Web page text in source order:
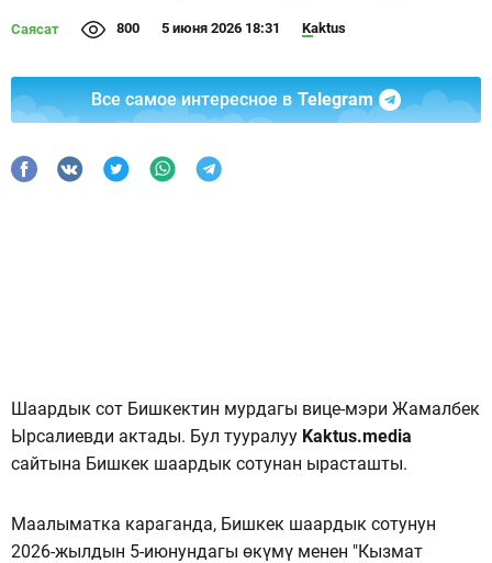
Саясат 800 5 июня 2026 18:31 Kaktus
Все самое интересное в Telegram
Шаардык сот Бишкектин мурдагы вице-мэри Жамалбек
Ырсалиевди актады. Бул тууралуу Kaktus.media
сайтына Бишкек шаардык сотунан ырасташты.
Маалыматка караганда, Бишкек шаардык сотунун
2026-жылдын 5-июнундагы өкүмү менен "Кызмат